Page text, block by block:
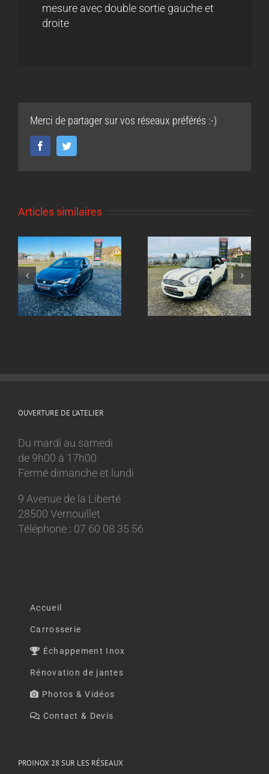
mesure avec double sortie gauche et
droite
Merci de partager sur vos réseaux préférés :-)
FacebookTwitter
Articles similaires
Echappement inox
sur mesure Mini
Cooper 1.6l
Echappement inox
sur mesure
Volkswagen Golf 8
GTI
OUVERTURE DE L’ATELIER
Du mardi au samedi
de 9h00 à 17h00
Fermé dimanche et lundi
9 Avenue de la Liberté
28500 Vernouillet
Téléphone : 07 60 08 35 56
Accueil
Carrosserie
Échappement Inox
Rénovation de jantes
Photos & Vidéos
Contact & Devis
PROINOX 28 SUR LES RÉSEAUX